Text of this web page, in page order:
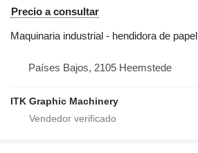
Precio a consultar
Maquinaria industrial - hendidora de papel
Países Bajos, 2105 Heemstede
ITK Graphic Machinery